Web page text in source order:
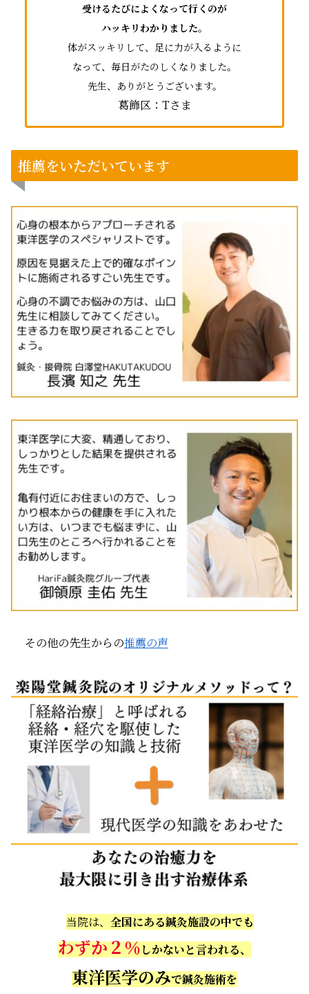
受けるたびによくなって行くのが
ハッキリわかりました。
体がスッキリして、足に力が入るように
なって、毎日がたのしくなりました。
先生、ありがとうございます。
葛飾区：Tさま
推薦をいただいています
その他の先生からの推薦の声
当院は、 全国にある鍼灸施設の中でも
わずか２％しかないと言われる、
東洋医学のみで鍼灸施術を